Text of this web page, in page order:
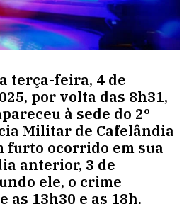
terça-feira, 4 de
por volta das 8h31,
à sede do 2º
Militar de Cafelândia
furto ocorrido em sua
anterior, 3 de
ele, o crime
as 13h30 e as 18h.